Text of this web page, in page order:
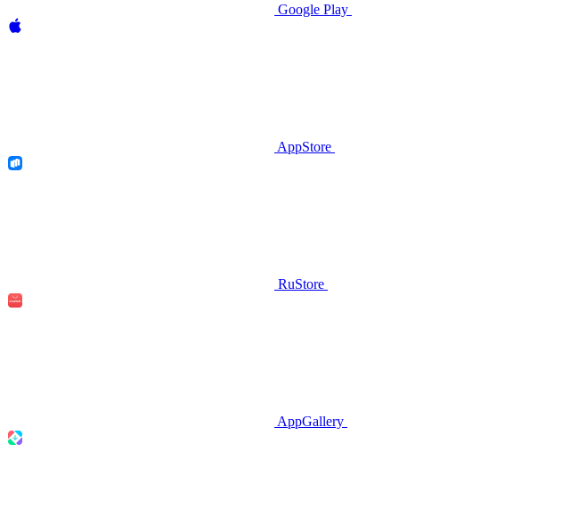
Google Play
AppStore
RuStore
AppGallery